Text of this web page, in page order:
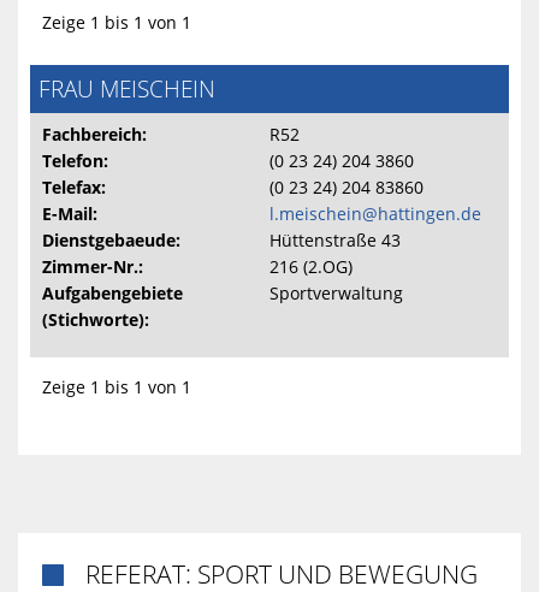
Zeige 1 bis 1 von 1
FRAU MEISCHEIN
Fachbereich:
R52
Telefon:
(0 23 24) 204 3860
Telefax:
(0 23 24) 204 83860
E-Mail:
l.meischein@hattingen.de
Dienstgebaeude:
Hüttenstraße 43
Zimmer-Nr.:
216 (2.OG)
Aufgabengebiete
(Stichworte):
Sportverwaltung
Zeige 1 bis 1 von 1
 REFERAT: SPORT UND BEWEGUNG